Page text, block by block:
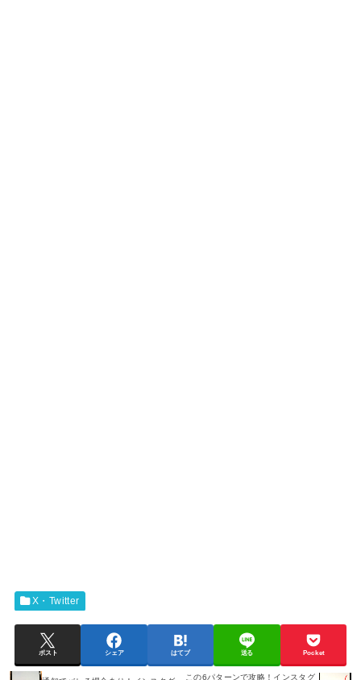
X・Twitter
ポスト シェア はてブ 送る Pocket
この6パターンで攻略！インスタグ